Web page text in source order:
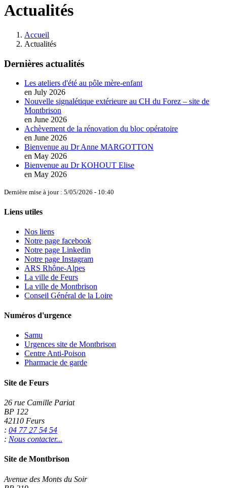
Actualités
Accueil
Actualités
Dernières actualités
Les ateliers d'été au pôle mère-enfant
en July 2026
Nouvelle signalétique extérieure au CH du Forez – site de
Montbrison
en June 2026
Achèvement de la rénovation du bloc opératoire
en June 2026
Bienvenue au Dr Anne MARGOTTON
en May 2026
Bienvenue au Dr KOHOUT Elise
en May 2026
Dernière mise à jour : 5/05/2026 - 10:40
Liens utiles
Nos liens
Notre page facebook
Notre page Linkedin
Notre page Instagram
ARS Rhône-Alpes
La ville de Feurs
La ville de Montbrison
Conseil Général de la Loire
Numéros d'urgence
Samu
Urgences site de Montbrison
Centre Anti-Poison
Pharmacie de garde
Site de Feurs
26 rue Camille Pariat
BP 122
42110 Feurs
: 04 77 27 54 54
: Nous contacter...
Site de Montbrison
Avenue des Monts du Soir